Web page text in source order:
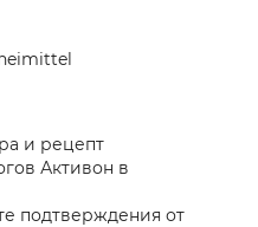
и рецепт
Активон в
подтверждения от